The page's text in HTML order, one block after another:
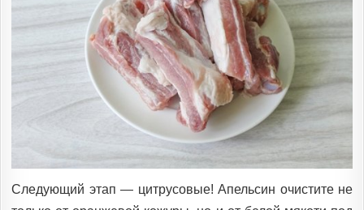
Следующий этап — цитрусовые! Апельсин очистите не